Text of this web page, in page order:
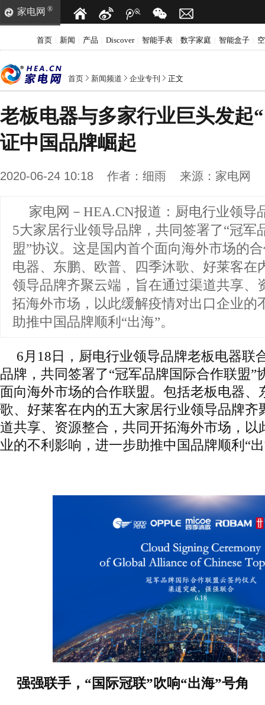
家电网 ®
首页 新闻 产品 Discover 智能手表 数字家庭 智能盒子
首页 新闻频道 企业专刊 正文
老板电器与多家行业巨头发起
证中国品牌崛起
2020-06-24 10:18 作者： 细雨 来源： 家电网
家电网－HEA.CN报道： 厨电行业领导
5大家居行业领导品牌，共同签署了“冠军
盟”协议。这是国内首个面向海外市场的
电器、东鹏、欧普、四季沐歌、好莱客在
领导品牌齐聚云端，旨在通过渠道共享、
拓海外市场，以此缓解疫情对出口企业的
助推中国品牌顺利“出海”。
6月18日，厨电行业领导品牌老板电器联
品牌，共同签署了“冠军品牌国际合作联盟”
面向海外市场的合作联盟。包括老板电器、
歌、好莱客在内的五大家居行业领导品牌齐
道共享、资源整合，共同开拓海外市场，以
业的不利影响，进一步助推中国品牌顺利“
强强联手，“国际冠联”吹响“出海”号角